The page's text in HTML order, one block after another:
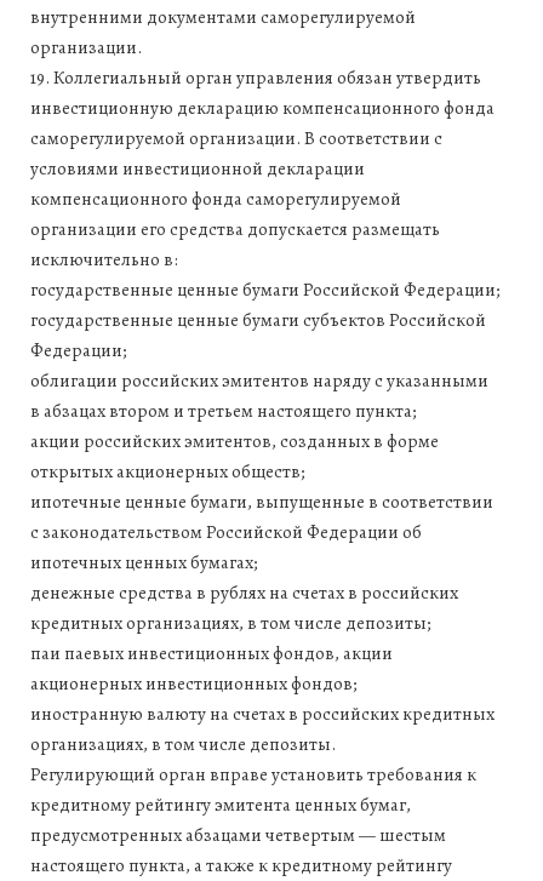
внутренними документами саморегулируемой
организации.
19. Коллегиальный орган управления обязан утвердить
инвестиционную декларацию компенсационного фонда
саморегулируемой организации. В соответствии с
условиями инвестиционной декларации
компенсационного фонда саморегулируемой
организации его средства допускается размещать
исключительно в:
государственные ценные бумаги Российской Федерации;
государственные ценные бумаги субъектов Российской
Федерации;
облигации российских эмитентов наряду с указанными
в абзацах втором и третьем настоящего пункта;
акции российских эмитентов, созданных в форме
открытых акционерных обществ;
ипотечные ценные бумаги, выпущенные в соответствии
с законодательством Российской Федерации об
ипотечных ценных бумагах;
денежные средства в рублях на счетах в российских
кредитных организациях, в том числе депозиты;
паи паевых инвестиционных фондов, акции
акционерных инвестиционных фондов;
иностранную валюту на счетах в российских кредитных
организациях, в том числе депозиты.
Регулирующий орган вправе установить требования к
кредитному рейтингу эмитента ценных бумаг,
предусмотренных абзацами четвертым — шестым
настоящего пункта, а также к кредитному рейтингу